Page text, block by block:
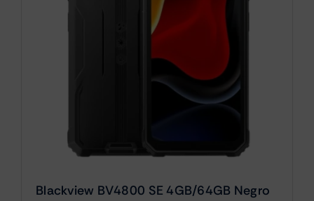
Blackview BV4800 SE 4GB/64GB Negro